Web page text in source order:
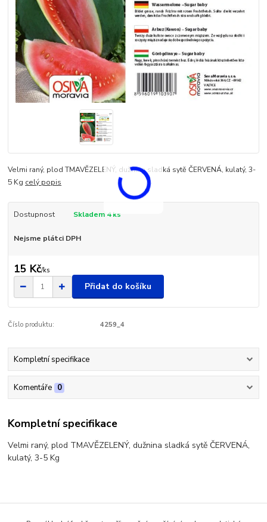
Velmi raný, plod TMAVĚZELENÝ, dužnina sladká sytě ČERVENÁ, kulatý, 3-
5 Kg celý popis
Dostupnost Skladem 4 ks
Nejsme plátci DPH
15 Kč/ks
Přidat do košíku
Číslo produktu: 4259_4
Kompletní specifikace
Komentáře 0
Kompletní specifikace
Velmi raný, plod TMAVĚZELENÝ, dužnina sladká sytě ČERVENÁ,
kulatý, 3-5 Kg